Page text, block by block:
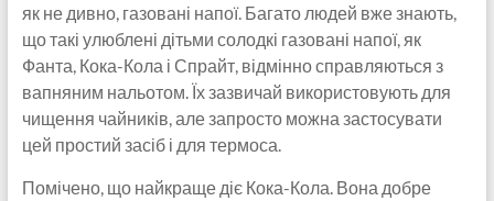
як не дивно, газовані напої. Багато людей вже знають,
що такі улюблені дітьми солодкі газовані напої, як
Фанта, Кока-Кола і Спрайт, відмінно справляються з
вапняним нальотом. Їх зазвичай використовують для
чищення чайників, але запросто можна застосувати
цей простий засіб і для термоса.
Помічено, що найкраще діє Кока-Кола. Вона добре